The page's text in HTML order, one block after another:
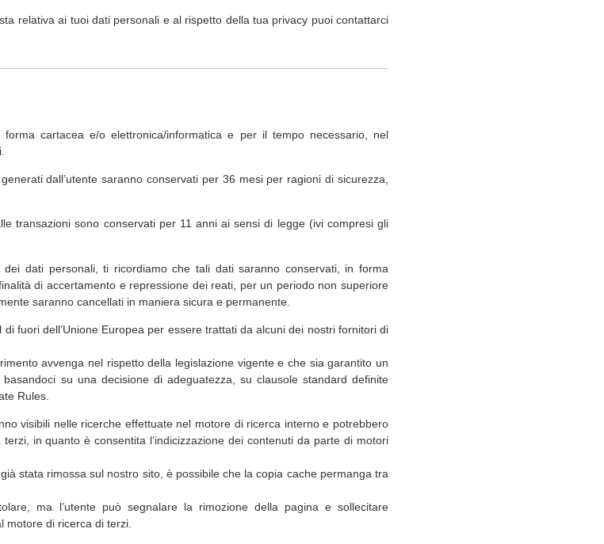
relativa ai tuoi dati personali e al rispetto della tua privacy puoi contattarci
cartacea e/o elettronica/informatica e per il tempo necessario, nel
dall’utente saranno conservati per 36 mesi per ragioni di sicurezza,
transazioni sono conservati per 11 anni ai sensi di legge (ivi compresi gli
dati personali, ti ricordiamo che tali dati saranno conservati, in forma
di accertamento e repressione dei reati, per un periodo non superiore
saranno cancellati in maniera sicura e permanente.
fuori dell’Unione Europea per essere trattati da alcuni dei nostri fornitori di
avvenga nel rispetto della legislazione vigente e che sia garantito un
su una decisione di adeguatezza, su clausole standard definite
Rules.
visibili nelle ricerche effettuate nel motore di ricerca interno e potrebbero
in quanto è consentita l’indicizzazione dei contenuti da parte di motori
stata rimossa sul nostro sito, è possibile che la copia cache permanga tra
ma l’utente può segnalare la rimozione della pagina e sollecitare
motore di ricerca di terzi.